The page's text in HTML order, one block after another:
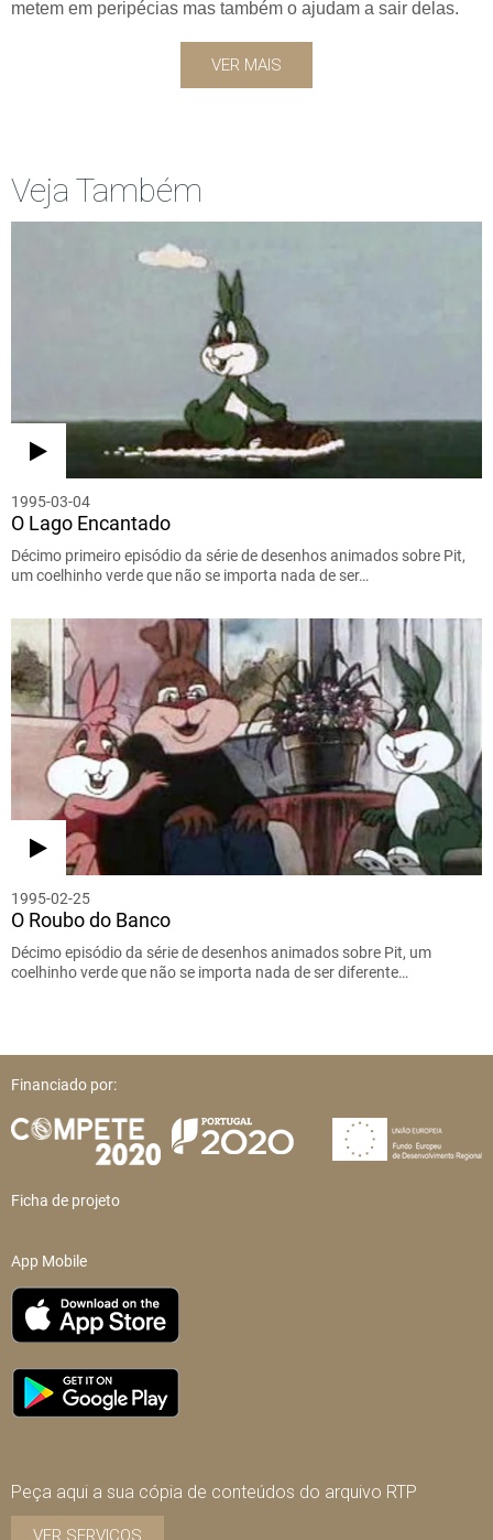
metem em peripécias mas também o ajudam a sair delas.
VER MAIS
Veja Também
1995-03-04
O Lago Encantado
Décimo primeiro episódio da série de desenhos animados sobre Pit,
um coelhinho verde que não se importa nada de ser…
1995-02-25
O Roubo do Banco
Décimo episódio da série de desenhos animados sobre Pit, um
coelhinho verde que não se importa nada de ser diferente…
Financiado por:
Ficha de projeto
App Mobile
Peça aqui a sua cópia de conteúdos do arquivo RTP
VER SERVIÇOS